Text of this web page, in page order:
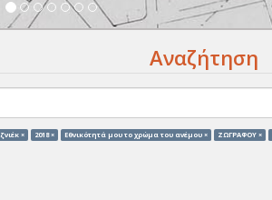
Αναζήτηση
× 2018 × Eθνικότητά μου το χρώμα του ανέμου × ΖΩΓΡΑΦΟΥ ×